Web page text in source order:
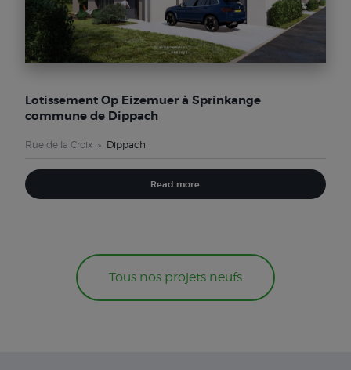
Lotissement Op Eizemuer à Sprinkange
commune de Dippach
Rue de la Croix Dippach
Read more
Tous nos projets neufs